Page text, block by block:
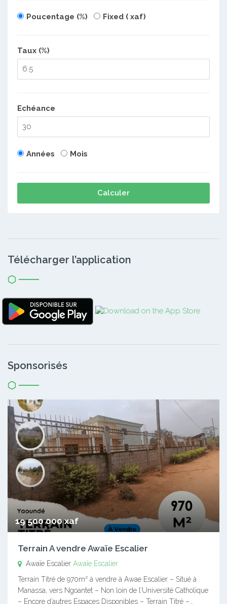
Poucentage (%) Fixed ( xaf)
Taux (%)
Echéance
Années Mois
Calculer
Télécharger l’application
Sponsorisés
19 500 000 xaf
Terrain A vendre Awaïe Escalier
Awaïe Escalier Awaïe Escalier
Terrain Titré de 970m² à vendre à Awae Escalier – Situé à
Manassa, vers Ngoantet – Non loin de l’Université Catholique
– Encore d’autres Espaces Disponibles – Terrain Titré –…